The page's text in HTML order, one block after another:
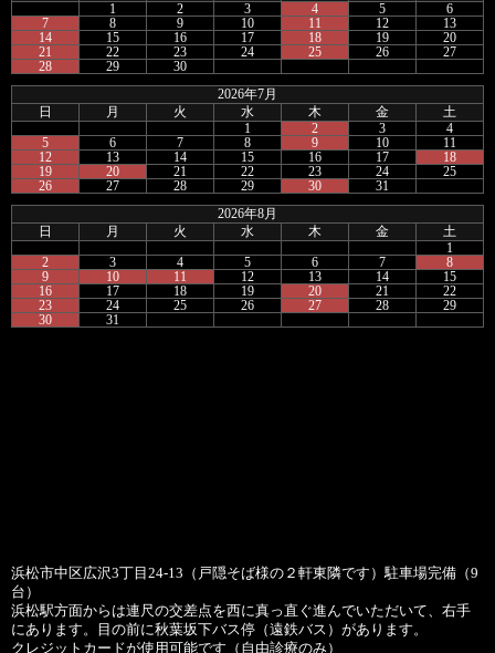
1
2 3 4 5
6
7
8 9 10 11 12
13
14
15 16 17 18 19
20
21
22 23 24 25 26
27
28
29 30
2026年7月
日
月 火 水 木 金
土
1
2 3
4
5
6 7 8 9 10
11
12
13 14 15 16 17
18
19
20 21 22 23 24
25
26
27 28 29 30 31
2026年8月
日
月 火 水 木 金
土
1
2
3 4 5 6 7
8
9
10 11 12 13 14
15
16
17 18 19 20 21
22
23
24 25 26 27 28
29
30
31
浜松市中区広沢3丁目24-13（戸隠そば様の２軒東隣です）駐車場完備（9
台）
浜松駅方面からは連尺の交差点を西に真っ直ぐ進んでいただいて、右手
にあります。目の前に秋葉坂下バス停（遠鉄バス）があります。
クレジットカードが使用可能です（自由診療のみ）